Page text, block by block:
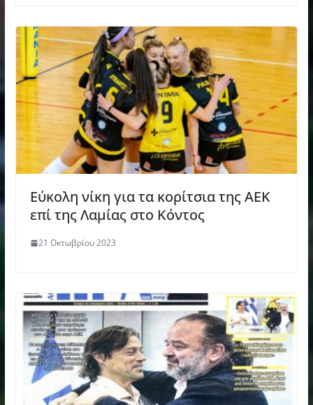
Εύκολη νίκη για τα κορίτσια της ΑΕΚ
επί της Λαμίας στο Κόντος
21 Οκτωβρίου 2023